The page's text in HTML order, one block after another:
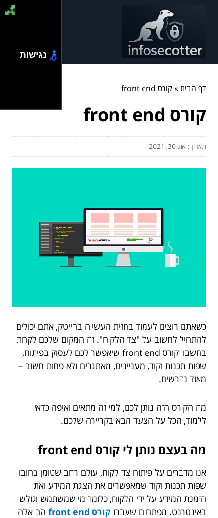
דף הבית»קורס front end
קורס front end
תאריך: אוג 30, 2021
כשאתם רוצים לעמוד בחזית העשייה בהייטק, אתם יכולים
להתחיל לחשוב על "צד הלקוח". זה המקום שלכם לקחת
בחשבון קורס front end שיאפשר לכם לעסוק בפיתוח,
שפות תכנות וקוד, מעניינים, מאתגרים ולא פחות חשוב –
מאוד נדרשים.
מה הקורס הזה נותן לכם, למי זה מתאים ואיפה כדאי
ללמוד, הכל על הצעד הבא בקריירה שלכם.
מה בעצם נותן לי קורס front end
אנו מדברים על פיתוח צד לקוח, עולם רחב שטומן בחובו
שפות תכנות וקוד שמאפשרים את הצגת המידע ואת
הזמנת המידע על ידי הלקוח, כלומר מי שמשתמש וגולש
באינטרנט. מפתחים שעברו קורס front end
הם אלה
נגישות